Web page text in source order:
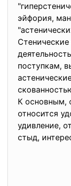
эйфория,
поступкам,
К основным,
относится
удивление,
стыд,